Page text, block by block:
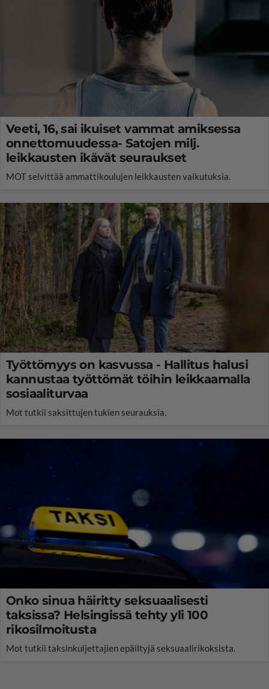
Veeti, 16, sai ikuiset vammat amiksessa
onnettomuudessa- Satojen milj.
leikkausten ikävät seuraukset
MOT selvittää ammattikoulujen leikkausten vaikutuksia.
Työttömyys on kasvussa - Hallitus halusi
kannustaa työttömät töihin leikkaamalla
sosiaaliturvaa
Mot tutkii saksittujen tukien seurauksia.
Onko sinua häiritty seksuaalisesti
taksissa? Helsingissä tehty yli 100
rikosilmoitusta
Mot tutkii taksinkuljettajien epäiltyjä seksuaalirikoksista.